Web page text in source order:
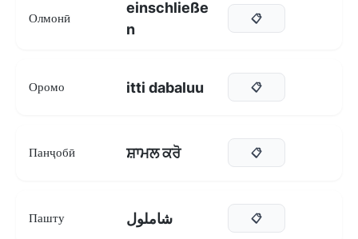
Олмонӣ
einschließe
n
📋
Оромо itti dabaluu 📋
Панҷобӣ ਸ਼ਾਮਲ ਕਰੋ 📋
Пашту شاملول 📋